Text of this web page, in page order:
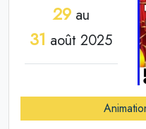
29au
31 août 2025